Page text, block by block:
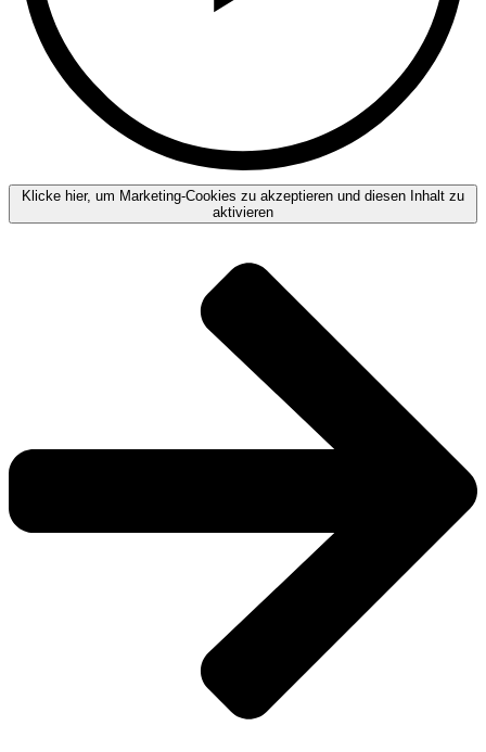
Klicke hier, um Marketing-Cookies zu akzeptieren und diesen Inhalt zu
aktivieren